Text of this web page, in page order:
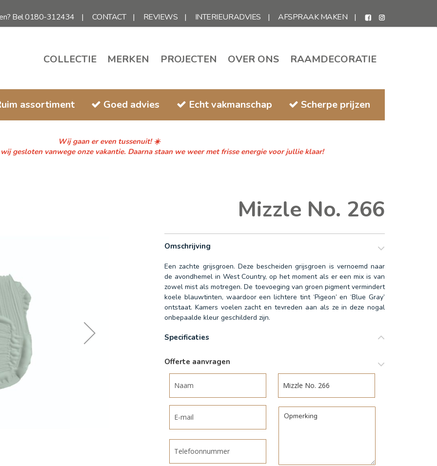
Bel 0180-312434 CONTACT REVIEWS INTERIEURADVIES AFSPRAAK MAKEN
COLLECTIE MERKEN PROJECTEN OVER ONS RAAMDECORATIE
assortiment Goed advies Echt vakmanschap Scherpe prijzen
Wij gaan er even tussenuit! ☀️
gesloten vanwege onze vakantie. Daarna staan we weer met frisse energie voor jullie klaar!
Mizzle No. 266
Omschrijving
Een zachte grijsgroen. Deze bescheiden grijsgroen is vernoemd naar
de avondhemel in West Country, op het moment als er een mix is van
zowel mist als motregen. De toevoeging van groen pigment vermindert
koele blauwtinten, waardoor een lichtere tint ‘Pigeon’ en ‘Blue Gray’
ontstaat. Kamers voelen zacht en tevreden aan als ze in deze nogal
onbepaalde kleur geschilderd zijn.
Specificaties
informatie
Offerte aanvragen